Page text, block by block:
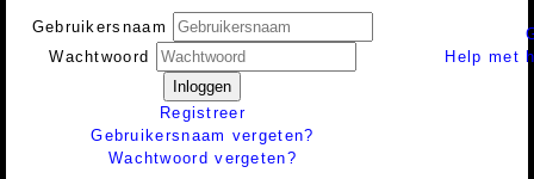
Gebruikersnaam
Wachtwoord
Inloggen
Registreer
Gebruikersnaam vergeten?
Wachtwoord vergeten?
Help met